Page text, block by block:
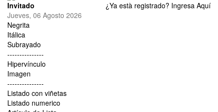
¿Ya està registrado? Ingresa Aquí
Invitado
Jueves, 06 Agosto 2026
Negrita
Itálica
Subrayado
---------------
Hipervínculo
Imagen
---------------
Listado con viñetas
Listado numerico